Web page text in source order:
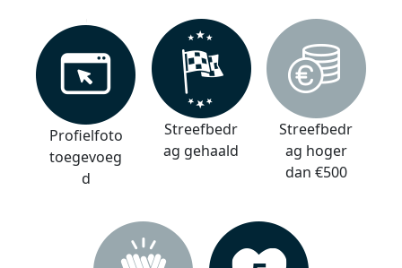
Profielfoto
toegevoeg
d
Streefbedr
ag gehaald
Streefbedr
ag hoger
dan €500